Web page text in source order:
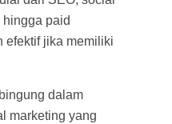
paid
efektif jika memiliki
dalam
marketing yang